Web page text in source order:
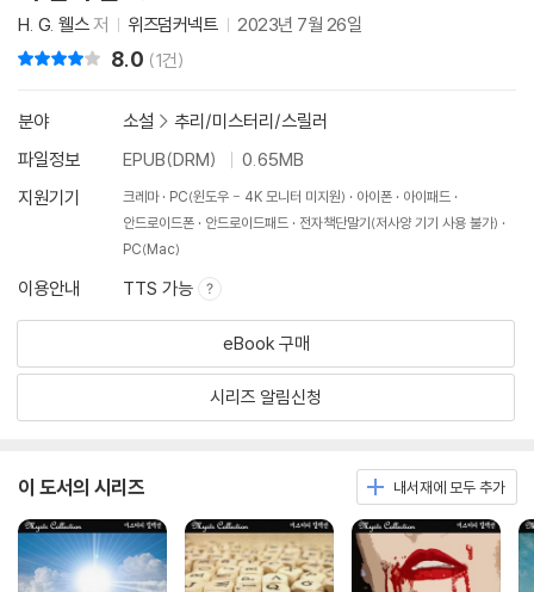
H. G. 웰스저 위즈덤커넥트 2023년 7월 26일
8.0 (1건)
분야 소설 > 추리/미스터리/스릴러
파일정보
EPUB(DRM)
0.65MB
지원기기
크레마 PC(윈도우 - 4K 모니터 미지원) 아이폰
아이패드
안드로이드폰
안드로이드패드
전자책단말기(저사양 기기 사용 불가)
PC(Mac)
이용안내 TTS 가능
eBook 구매
시리즈 알림신청
이 도서의 시리즈 내서재에 모두 추가